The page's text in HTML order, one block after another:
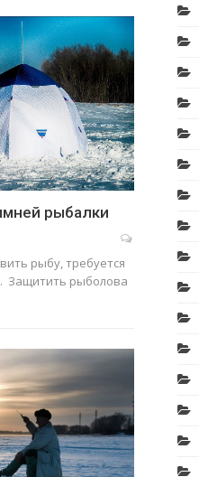
рыбалки
рыбу, требуется
Защитить рыболова